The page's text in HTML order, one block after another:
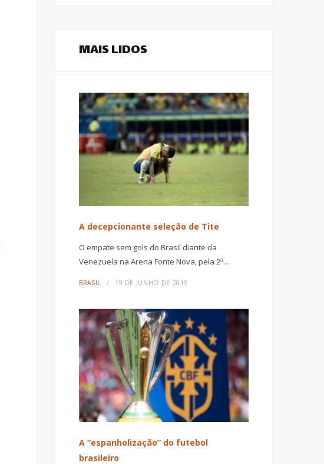
MAIS LIDOS
A decepcionante seleção de Tite
O empate sem gols do Brasil diante da
Venezuela na Arena Fonte Nova, pela 2ª…
BRASIL 19 DE JUNHO DE 2019
A “espanholização” do futebol
brasileiro